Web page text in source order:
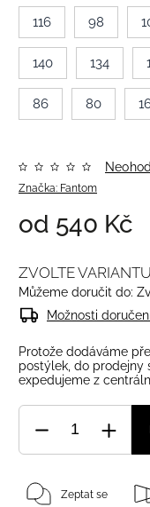
116
98
140 134
86 80
Značka: Fantom
od 540 Kč
ZVOLTE VARIANTU
Můžeme doručit do:
Možnosti
Protože dodáváme
postýlek, do prodejny
expedujeme z
Zeptat se